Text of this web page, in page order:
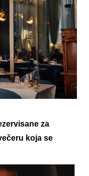
za
koja se